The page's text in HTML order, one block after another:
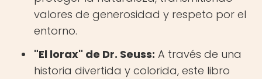
valores de generosidad y respeto por el
entorno.
"El lorax" de Dr. Seuss: A través de una
historia divertida y colorida, este libro